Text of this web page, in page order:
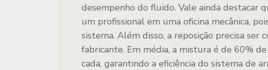
desempenho do fluido. Vale ainda destacar
um profissional em uma oficina mecânica,
sistema. Além disso, a reposição precisa ser
fabricante. Em média, a mistura é de 60%
cada, garantindo a eficiência do sistema de